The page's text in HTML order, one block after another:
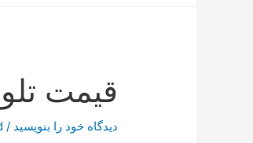
قیمت
دیدگاه‌ خود را بنویسید /